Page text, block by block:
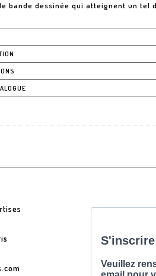
bande dessinée qui atteignent un tel